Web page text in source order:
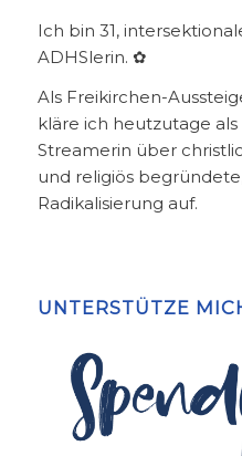
Ich bin 31,
ADHSlerin. ✿
Als Freikirchen-
kläre ich heutzutage
Streamerin über
und religiös
Radikalisierung auf.
UNTERSTÜTZE